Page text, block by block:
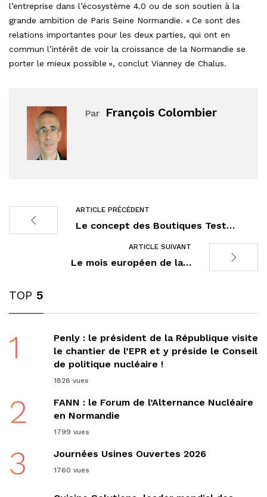
l’entreprise dans l’écosystème 4.0 ou de son soutien à la
grande ambition de Paris Seine Normandie. « Ce sont des
relations importantes pour les deux parties, qui ont en
commun l’intérêt de voir la croissance de la Normandie se
porter le mieux possible », conclut Vianney de Chalus.
Par François Colombier
ARTICLE PRÉCÉDENT
Le concept des Boutiques Test…
ARTICLE SUIVANT
Le mois européen de la…
TOP 5
1
Penly : le président de la République visite
le chantier de l’EPR et y préside le Conseil
de politique nucléaire !
1828 vues
2
FANN : le Forum de l’Alternance Nucléaire
en Normandie
1799 vues
3 Journées Usines Ouvertes 2026
1760 vues